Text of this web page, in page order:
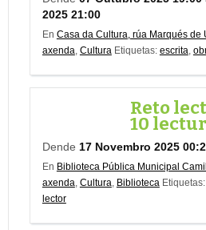
2025 21:00
En Casa da Cultura, rúa Marqués de
axenda, Cultura Etiquetas: escrita,
Reto
10
Dende 17 Novembro 2025
En Biblioteca Pública Municipal
axenda, Cultura, Biblioteca Etiquetas:
lector